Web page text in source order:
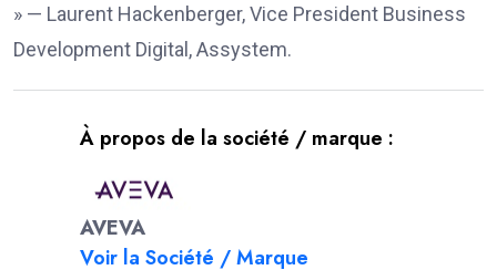
» — Laurent Hackenberger, Vice President Business
Development Digital, Assystem.
À propos de la société / marque :
AVEVA
Voir la Société / Marque